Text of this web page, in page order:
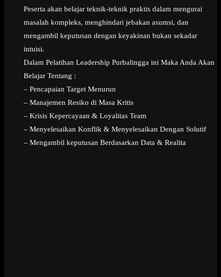
Peserta akan belajar teknik-teknik praktis dalam mengurai
masalah kompleks, menghindari jebakan asumsi, dan
mengambil keputusan dengan keyakinan bukan sekadar
intuisi.
Dalam Pelatihan Leadership Purbalingga ini Maka Anda Akan
Belajar Tentang :
– Pencapaian Target Menurun
– Manajemen Resiko di Masa Kritis
– Krisis Kepercayaan & Loyalitas Team
– Menyelesaikan Konflik & Menyelesaikan Dengan Solutif
– Mengambil keputusan Berdasarkan Data & Realita